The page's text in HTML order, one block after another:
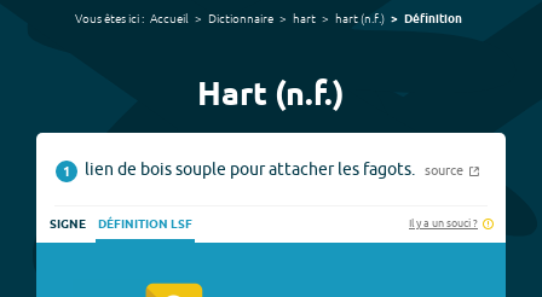
Vous êtes ici : Accueil Dictionnaire hart hart(n.f.) Définition
Hart (n.f.)
1 lien de bois souple pour attacher les fagots. source
SIGNE DÉFINITION LSF Il y a un souci ?